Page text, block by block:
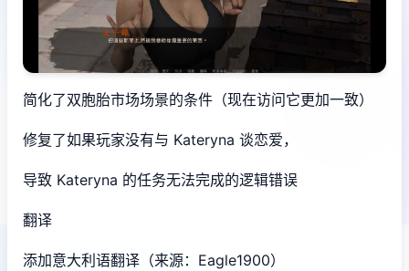
简化了双胞胎市场场景的条件（现在访问它更加一致）
修复了如果玩家没有与 Kateryna 谈恋爱，
导致 Kateryna 的任务无法完成的逻辑错误
翻译
添加意大利语翻译（来源：Eagle1900）